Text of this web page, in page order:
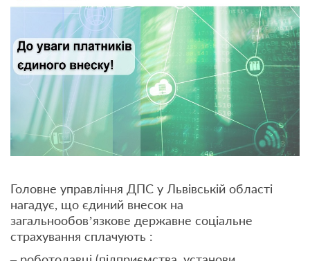
Головне управління ДПС у Львівській області
нагадує, що єдиний внесок на
загальнообов’язкове державне соціальне
страхування сплачують :